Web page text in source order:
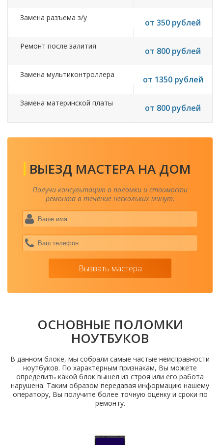
Замена разъема з/у от 350 рублей
Ремонт после залития от 800 рублей
Замена мультиконтроллера от 1350 рублей
Замена материнской платы от 800 рублей
ВЫЕЗД МАСТЕРА НА ДОМ
Получи консультацию о поломки и стоимости
ремонта в течение нескольких минут.
Вызвать мастера
ОСНОВНЫЕ ПОЛОМКИ
НОУТБУКОВ
В данном блоке, мы собрали самые частые неисправности
ноутбуков. По характерным признакам, Вы можете
определить какой блок вышел из строя или его работа
нарушена. Таким образом передавая информацию нашему
оператору, Вы получите более точную оценку и сроки по
ремонту.